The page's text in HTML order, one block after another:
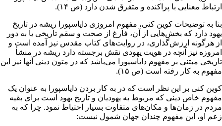
ارتباط معنایی با پراکنده و متفرق شدن دارد (ص ۱۴).
بنا به توضیحات کوین کنی، مفهوم امروزی دایاسپورا ریشه در تاریخ
یهود دارد که بخش‌هایی از آن، فارغ از صحت و سقم تاریخی یا به دور
از هرگونه ارزش‌گذاری، در روایت‌های کتاب مقدس نیز آمده است و
امروزه نیز آنچه در هویت یهودی نقش برجسته دارد ریشه در منشأ
تاریخی مبتنی بر مفهوم دایاسپورا می‌باشد که در متون دینی آنها نیز این
مفهوم به کار رفته است (ص ۱۵).
کوین کنی بر این نظر است که در به کار بردن دایاسپورا به عنوان یک
مفهوم خاص دینی که مربوط به یهودیان و تاریخ یهود است برای بقیه
مردم در زمان‌ها و مکان‌های متفاوت بسیار احتیاط نمود. چرا که به
زعم او، این مفهوم چندان جهان شمول نیست: